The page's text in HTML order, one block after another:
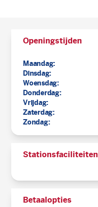
Openingstijden
Maandag:
Dinsdag:
Woensdag:
Donderdag:
Vrijdag:
Zaterdag:
Zondag:
Stationsfaciliteiten
Betaalopties